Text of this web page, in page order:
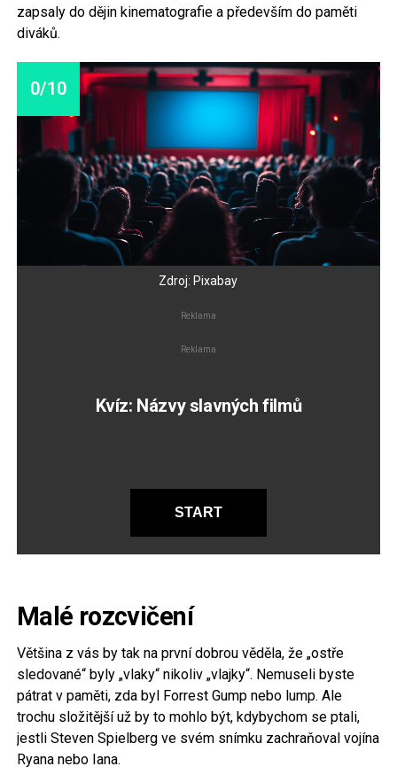
zapsaly do dějin kinematografie a především do paměti
diváků.
Zdroj: Pixabay
Reklama
0/10
Reklama
Kvíz: Názvy slavných filmů
START
Malé rozcvičení
Většina z vás by tak na první dobrou věděla, že „ostře
sledované“ byly „vlaky“ nikoliv „vlajky“. Nemuseli byste
pátrat v paměti, zda byl Forrest Gump nebo lump. Ale
trochu složitější už by to mohlo být, kdybychom se ptali,
jestli Steven Spielberg ve svém snímku zachraňoval vojína
Ryana nebo Iana.